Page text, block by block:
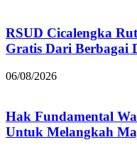
RSUD Cicalengka
Gratis Dari Berbagai
06/08/2026
Hak Fundamental
Untuk Melangkah